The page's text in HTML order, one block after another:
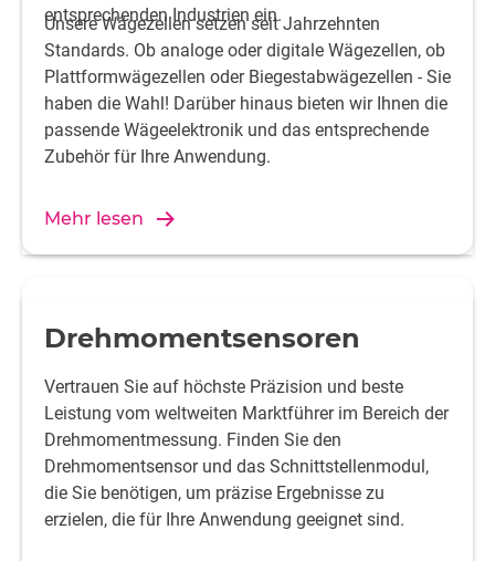
entsprechenden Industrien ein.
Unsere Wägezellen setzen seit Jahrzehnten
Standards. Ob analoge oder digitale Wägezellen, ob
Plattformwägezellen oder Biegestabwägezellen - Sie
haben die Wahl! Darüber hinaus bieten wir Ihnen die
passende Wägeelektronik und das entsprechende
Zubehör für Ihre Anwendung.
Mehr lesen
Drehmomentsensoren
Vertrauen Sie auf höchste Präzision und beste
Leistung vom weltweiten Marktführer im Bereich der
Drehmomentmessung. Finden Sie den
Drehmomentsensor und das Schnittstellenmodul,
die Sie benötigen, um präzise Ergebnisse zu
erzielen, die für Ihre Anwendung geeignet sind.